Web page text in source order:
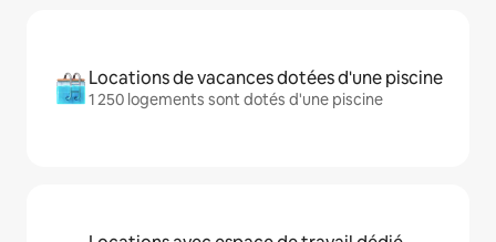
Locations de vacances dotées d'une piscine
1 250 logements sont dotés d'une piscine